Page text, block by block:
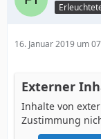
16. Januar 2019 um
Externer
Inhalte von
Zustimmung